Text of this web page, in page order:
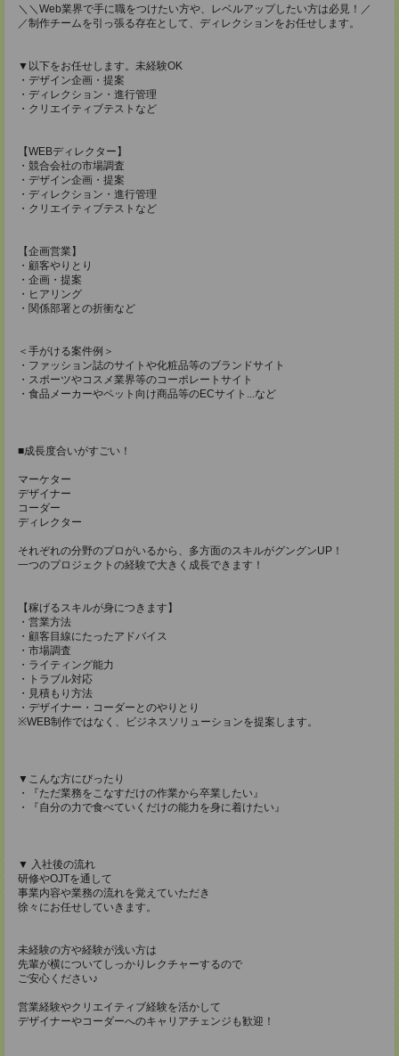
＼＼Web業界で手に職をつけたい方や、レベルアップしたい方は必見！／
／制作チームを引っ張る存在として、ディレクションをお任せします。
▼以下をお任せします。未経験OK
・デザイン企画・提案
・ディレクション・進行管理
・クリエイティブテストなど
【WEBディレクター】
・競合会社の市場調査
・デザイン企画・提案
・ディレクション・進行管理
・クリエイティブテストなど
【企画営業】
・顧客やりとり
・企画・提案
・ヒアリング
・関係部署との折衝など
＜手がける案件例＞
・ファッション誌のサイトや化粧品等のブランドサイト
・スポーツやコスメ業界等のコーポレートサイト
・食品メーカーやペット向け商品等のECサイト...など
■成長度合いがすごい！
マーケター
デザイナー
コーダー
ディレクター
それぞれの分野のプロがいるから、多方面のスキルがグングンUP！
一つのプロジェクトの経験で大きく成長できます！
【稼げるスキルが身につきます】
・営業方法
・顧客目線にたったアドバイス
・市場調査
・ライティング能力
・トラブル対応
・見積もり方法
・デザイナー・コーダーとのやりとり
※WEB制作ではなく、ビジネスソリューションを提案します。
▼こんな方にぴったり
・『ただ業務をこなすだけの作業から卒業したい』
・『自分の力で食べていくだけの能力を身に着けたい』
▼ 入社後の流れ
研修やOJTを通して
事業内容や業務の流れを覚えていただき
徐々にお任せしていきます。
未経験の方や経験が浅い方は
先輩が横についてしっかりレクチャーするので
ご安心ください♪
営業経験やクリエイティブ経験を活かして
デザイナーやコーダーへのキャリアチェンジも歓迎！